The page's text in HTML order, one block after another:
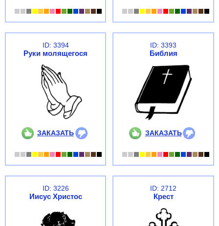
ID: 3394
Руки молящегося
ЗАКАЗАТЬ
ID: 3393
Библия
ЗАКАЗАТЬ
ID: 3226
Иисус Христос
ID: 2712
Крест